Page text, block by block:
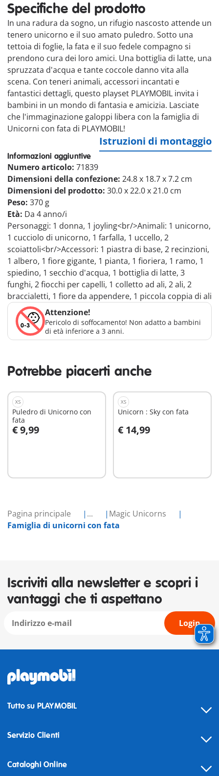
Pagina principale ...
Magic Unicorns
Famiglia di unicorni con fata
Specifiche del prodotto
In una radura da sogno, un rifugio nascosto attende un
tenero unicorno e il suo amato puledro. Sotto una
tettoia di foglie, la fata e il suo fedele compagno si
prendono cura dei loro amici. Una bottiglia di latte, una
spruzzata d'acqua e tante coccole danno vita alla
scena. Con teneri animali, accessori incantati e
fantastici dettagli, questo playset PLAYMOBIL invita i
bambini in un mondo di fantasia e amicizia. Lasciate
che l'immaginazione galoppi libera con la famiglia di
Unicorni con fata di PLAYMOBIL!
Istruzioni di montaggio
Informazioni aggiuntive
Numero articolo: 71839
Dimensioni della confezione: 24.8 x 18.7 x 7.2 cm
Dimensioni del prodotto: 30.0 x 22.0 x 21.0 cm
Peso: 370 g
Età: Da 4 anno/i
Personaggi: 1 donna, 1 joyling<br/>Animali: 1 unicorno,
1 cucciolo di unicorno, 1 farfalla, 1 uccello, 2
scoiattoli<br/>Accessori: 1 piastra di base, 2 recinzioni,
1 albero, 1 fiore gigante, 1 pianta, 1 fioriera, 1 ramo, 1
spiedino, 1 secchio d'acqua, 1 bottiglia di latte, 3
funghi, 2 fiocchi per capelli, 1 colletto ad ali, 2 ali, 2
braccialetti, 1 fiore da appendere, 1 piccola coppia di ali
Attenzione!
Pericolo di soffocamento! Non adatto a bambini
di età inferiore a 3 anni.
Potrebbe piacerti anche
XS
Puledro di Unicorno con
fata
€ 9,99
Aggiungi al carrello
XS
Unicorn : Sky con fata
€ 14,99
Aggiungi al carrello
Iscriviti alla newsletter e scopri i
vantaggi che ti aspettano
Login
Tutto su PLAYMOBIL
Servizio Clienti
Cataloghi Online